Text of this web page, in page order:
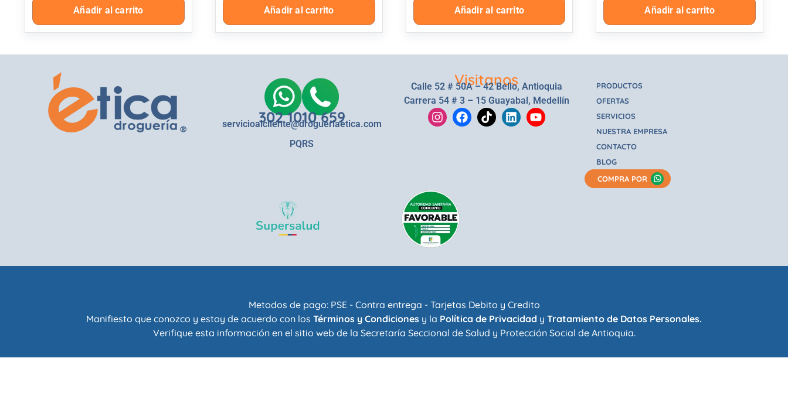
Añadir al carrito Añadir al carrito Añadir al carrito Añadir al carrito
302 1010 659
servicioalcliente@drogueriaetica.com
PQRS
Visitanos
Calle 52 # 50A – 42 Bello, Antioquia
Carrera 54 # 3 – 15 Guayabal, Medellín
PRODUCTOS
OFERTAS
SERVICIOS
NUESTRA EMPRESA
CONTACTO
BLOG
COMPRA POR
Metodos de pago: PSE - Contra entrega - Tarjetas Debito y Credito
Manifiesto que conozco y estoy de acuerdo con los Términos y Condiciones y la Política de Privacidad y Tratamiento de Datos Personales.
Verifique esta información en el sitio web de la Secretaría Seccional de Salud y Protección Social de Antioquia.